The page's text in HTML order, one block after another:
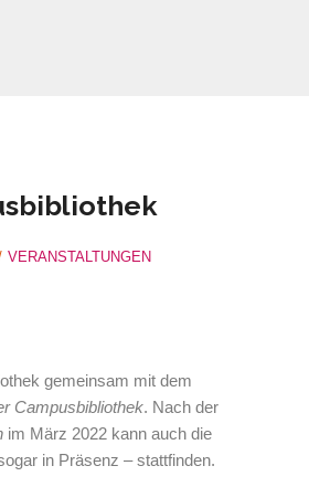
VERANSTALTUNGEN
gemeinsam mit dem
Campusbibliothek. Nach der
im März 2022 kann auch die
in Präsenz – stattfinden.